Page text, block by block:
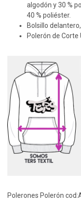
algodón y 30 %
40 % poliéster.
Bolsillo
Polerón de Corte
Polerones Polerón